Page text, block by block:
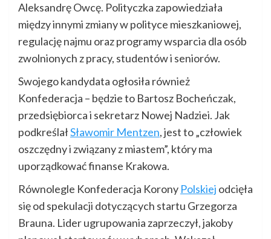
Aleksandrę Owcę. Polityczka zapowiedziała
między innymi zmiany w polityce mieszkaniowej,
regulację najmu oraz programy wsparcia dla osób
zwolnionych z pracy, studentów i seniorów.
Swojego kandydata ogłosiła również
Konfederacja – będzie to Bartosz Bocheńczak,
przedsiębiorca i sekretarz Nowej Nadziei. Jak
podkreślałSławomir Mentzen, jest to „człowiek
oszczędny i związany z miastem”, który ma
uporządkować finanse Krakowa.
Równolegle Konfederacja Korony Polskiej odcięła
się od spekulacji dotyczących startu Grzegorza
Brauna. Lider ugrupowania zaprzeczył, jakoby